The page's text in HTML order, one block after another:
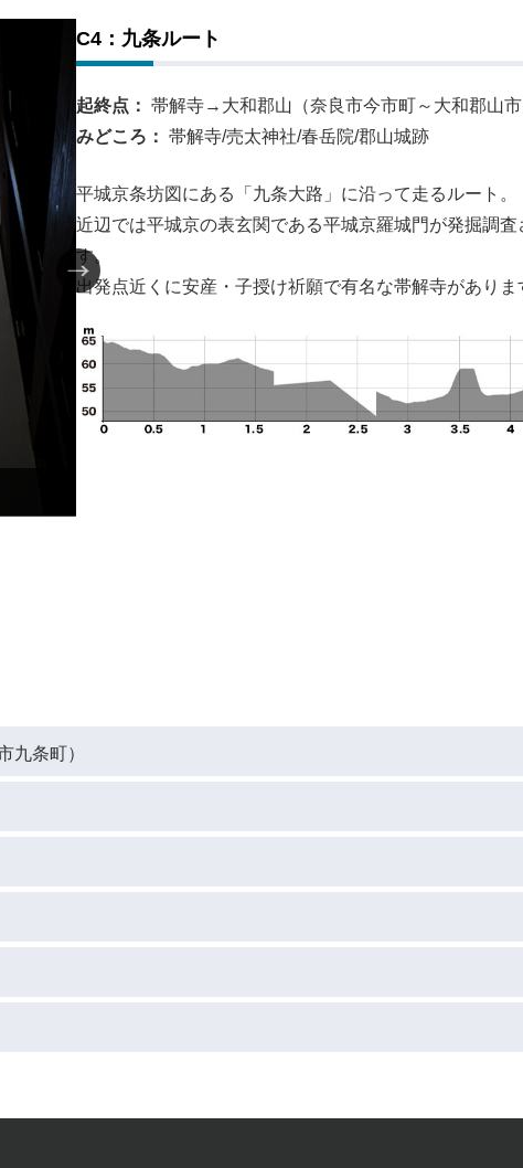
C4：九条ルート
起終点： 帯解寺→大和郡山（奈良市今市町～大和郡山市
みどころ： 帯解寺/売太神社/春岳院/郡山城跡
平城京条坊図にある「九条大路」に沿って走るルート。
近辺では平城京の表玄関である平城京羅城門が発掘調査
す。
出発点近くに安産・子授け祈願で有名な帯解寺がありま
九条町）